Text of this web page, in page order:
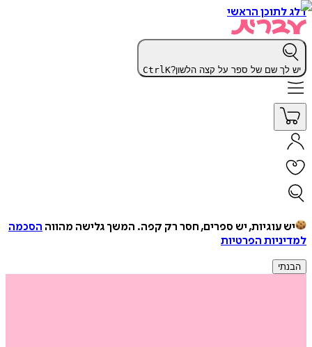
דלג לתוכן הראשי
יש לך שם של ספר על קצה הלשון? CtrlK
יש עוגיות, יש ספרים, חסר רק קפה. המשך גלישה מהווה הסכמה
למדיניות הפרטיות
הבנתי